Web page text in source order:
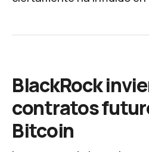
BlackRock
contratos
Bitcoin